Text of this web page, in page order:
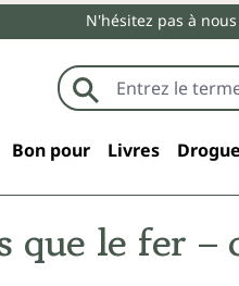
N'hésitez pas à
Bon pour Livres
que le fer –